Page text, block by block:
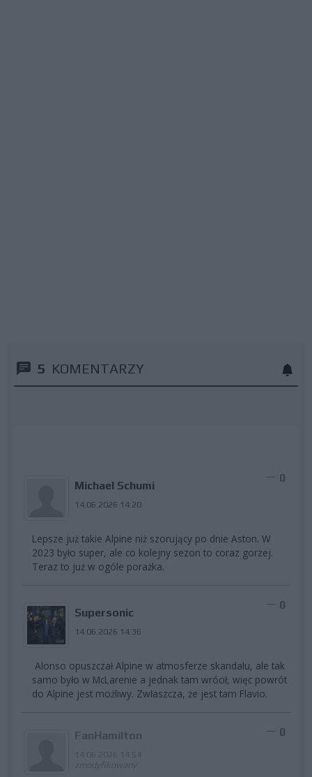
5 KOMENTARZY
Michael Schumi
14.06.2026 14:20
0
Lepsze już takie Alpine niż szorujący po dnie Aston. W
2023 było super, ale co kolejny sezon to coraz gorzej.
Teraz to już w ogóle porażka.
Supersonic
14.06.2026 14:36
0
Alonso opuszczał Alpine w atmosferze skandalu, ale tak
samo było w McLarenie a jednak tam wrócił, więc powrót
do Alpine jest możliwy. Zwłaszcza, że jest tam Flavio.
FanHamilton 0